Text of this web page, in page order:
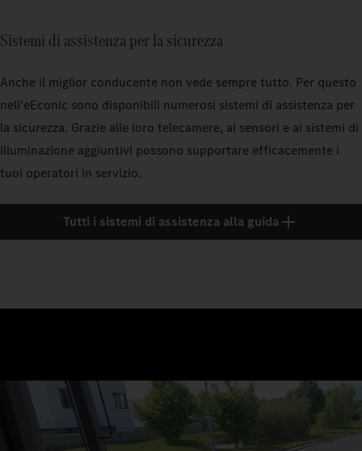
Sistemi di assistenza per la sicurezza
Anche il miglior conducente non vede sempre tutto. Per questo
nell'eEconic sono disponibili numerosi sistemi di assistenza per
la sicurezza. Grazie alle loro telecamere, ai sensori e ai sistemi di
illuminazione aggiuntivi possono supportare efficacemente i
tuoi operatori in servizio.
Tutti i sistemi di assistenza alla guida